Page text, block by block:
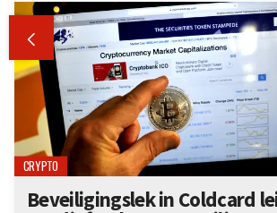

CRYPTO
Beveiligingslek in Coldcard